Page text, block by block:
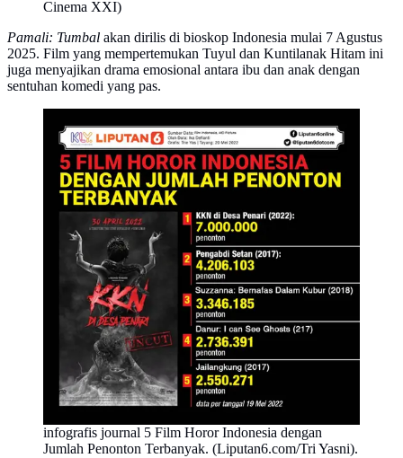
Cinema XXI)
Pamali: Tumbal akan dirilis di bioskop Indonesia mulai 7 Agustus
2025. Film yang mempertemukan Tuyul dan Kuntilanak Hitam ini
juga menyajikan drama emosional antara ibu dan anak dengan
sentuhan komedi yang pas.
infografis journal 5 Film Horor Indonesia dengan
Jumlah Penonton Terbanyak. (Liputan6.com/Tri Yasni).